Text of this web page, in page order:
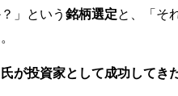
」という 銘柄選定と、「そ
が投資家として成功してき